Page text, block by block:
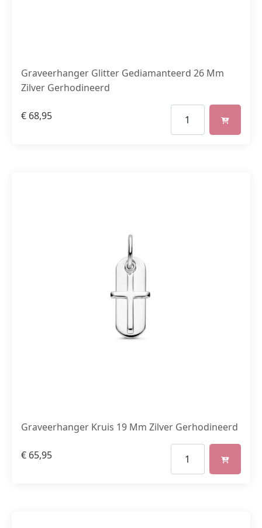
Graveerhanger Glitter Gediamanteerd 26 Mm
Zilver Gerhodineerd
€ 68,95
Graveerhanger Kruis 19 Mm Zilver Gerhodineerd
€ 65,95